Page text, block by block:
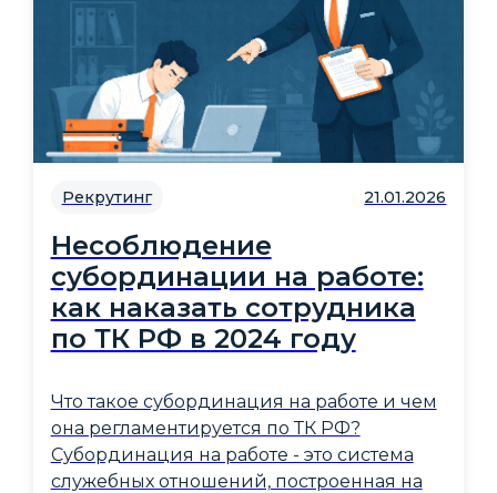
Рекрутинг 21.01.2026
Несоблюдение
субординации на работе:
как наказать сотрудника
по ТК РФ в 2024 году
Что такое субординация на работе и чем
она регламентируется по ТК РФ?
Субординация на работе - это система
служебных отношений, построенная на